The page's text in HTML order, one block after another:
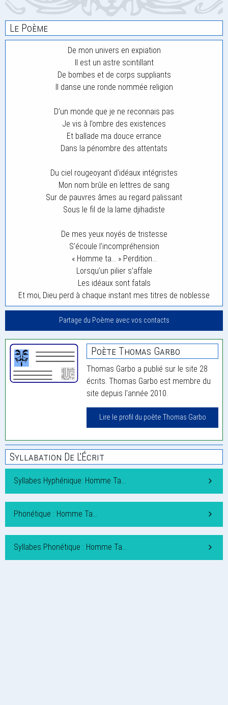
Le Poème
De mon univers en expiation
Il est un astre scintillant
De bombes et de corps suppliants
Il danse une ronde nommée religion
D’un monde que je ne reconnais pas
Je vis à l’ombre des existences
Et ballade ma douce errance
Dans la pénombre des attentats
Du ciel rougeoyant d’idéaux intégristes
Mon nom brûle en lettres de sang
Sur de pauvres âmes au regard palissant
Sous le fil de la lame djihadiste
De mes yeux noyés de tristesse
S’écoule l’incompréhension
« Homme ta… » Perdition…
Lorsqu’un pilier s’affale
Les idéaux sont fatals
Et moi, Dieu perd à chaque instant mes titres de noblesse
Partage du Poème avec vos contacts
Poète Thomas Garbo
Thomas Garbo a publié sur le site 28
écrits. Thomas Garbo est membre du
site depuis l'année 2010.
Lire le profil du poète Thomas Garbo
Syllabation De L'Écrit
Syllabes Hyphénique: Homme Ta…
Phonétique : Homme Ta…
Syllabes Phonétique : Homme Ta…